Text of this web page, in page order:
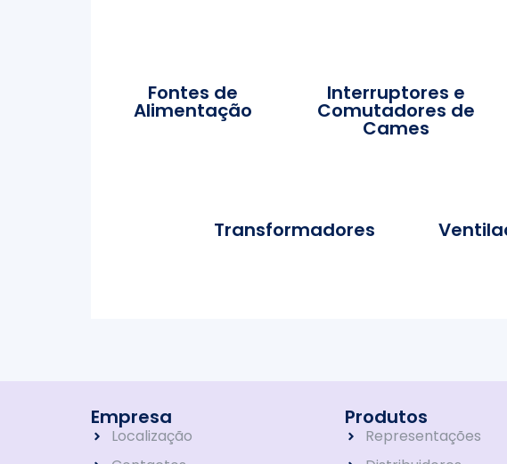
Fontes de
Alimentação
Interruptores e
Comutadores de
Cames
Transformadores
Empresa
Localização
Produtos
Representações